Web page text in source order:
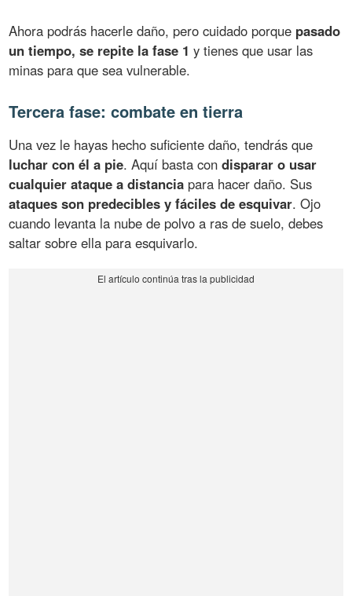
Ahora podrás hacerle daño, pero cuidado porque pasado
un tiempo, se repite la fase 1 y tienes que usar las
minas para que sea vulnerable.
Tercera fase: combate en tierra
Una vez le hayas hecho suficiente daño, tendrás que
luchar con él a pie. Aquí basta condisparar o usar
cualquier ataque a distancia para hacer daño. Sus
ataques son predecibles y fáciles de esquivar. Ojo
cuando levanta la nube de polvo a ras de suelo, debes
saltar sobre ella para esquivarlo.